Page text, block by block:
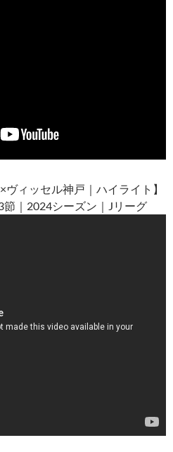
ヴィッセル神戸｜ハイライト】
｜2024シーズン｜Jリーグ